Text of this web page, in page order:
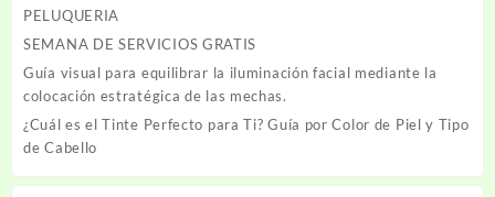
PELUQUERIA
SEMANA DE SERVICIOS GRATIS
Guía visual para equilibrar la iluminación facial mediante la
colocación estratégica de las mechas.
¿Cuál es el Tinte Perfecto para Ti? Guía por Color de Piel y Tipo
de Cabello